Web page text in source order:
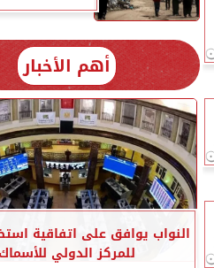
أهم الأخبار
النواب يوافق على اتفاقية
للمركز الدولي للأسماك